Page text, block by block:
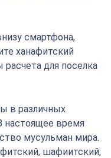
смартфона,
ханафитский
для поселка
в различных
настоящее время
мусульман мира.
шафиитский,